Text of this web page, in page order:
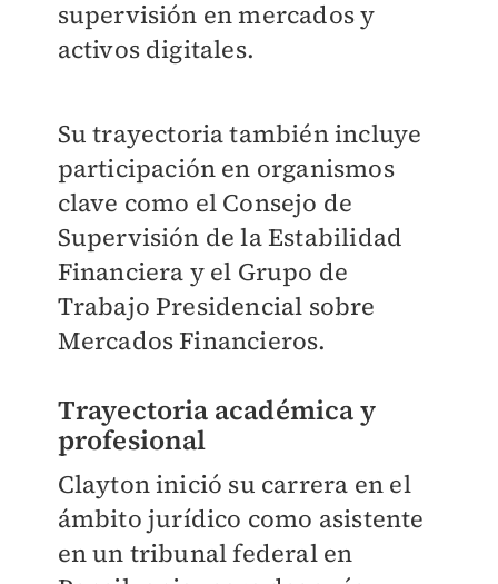
supervisión en mercados y
activos digitales.
Su trayectoria también incluye
participación en organismos
clave como el Consejo de
Supervisión de la Estabilidad
Financiera y el Grupo de
Trabajo Presidencial sobre
Mercados Financieros.
Trayectoria académica y
profesional
Clayton inició su carrera en el
ámbito jurídico como asistente
en un tribunal federal en